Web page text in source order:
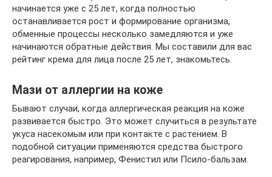
начинается уже с 25 лет, когда полностью
останавливается рост и формирование организма,
обменные процессы несколько замедляются и уже
начинаются обратные действия. Мы составили для вас
рейтинг крема для лица после 25 лет, знакомьтесь.
Мази от аллергии на коже
Бывают случаи, когда аллергическая реакция на коже
развивается быстро. Это может случиться в результате
укуса насекомым или при контакте с растением. В
подобной ситуации применяются средства быстрого
реагирования, например, Фенистил или Псило-бальзам.